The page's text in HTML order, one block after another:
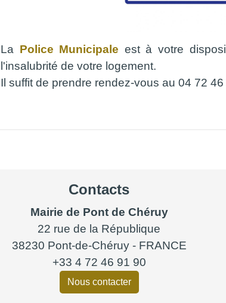
La Police Municipale est à votre
l'insalubrité de votre logement.
Il suffit de prendre rendez-vous au 04 72 46
Contacts
Mairie de Pont de Chéruy
22 rue de la République
38230 Pont-de-Chéruy - FRANCE
+33 4 72 46 91 90
Nous contacter